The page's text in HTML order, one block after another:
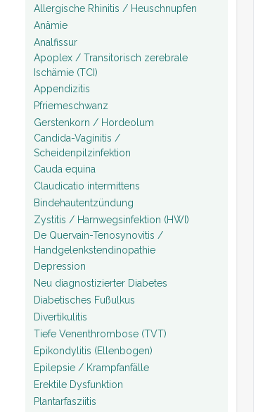
Allergische Rhinitis / Heuschnupfen
Anämie
Analfissur
Apoplex / Transitorisch zerebrale
Ischämie (TCI)
Appendizitis
Pfriemeschwanz
Gerstenkorn / Hordeolum
Candida-Vaginitis /
Scheidenpilzinfektion
Cauda equina
Claudicatio intermittens
Bindehautentzündung
Zystitis / Harnwegsinfektion (HWI)
De Quervain-Tenosynovitis /
Handgelenkstendinopathie
Depression
Neu diagnostizierter Diabetes
Diabetisches Fußulkus
Divertikulitis
Tiefe Venenthrombose (TVT)
Epikondylitis (Ellenbogen)
Epilepsie / Krampfanfälle
Erektile Dysfunktion
Plantarfasziitis